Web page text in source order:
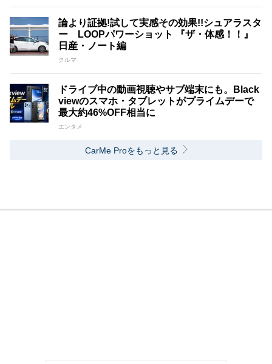
論より証拠!試して実感その効果!!シュアラスタ
ー LOOPパワーショット 『ザ・体感！！』
日産・ノート編
クルマ
ドライブ中の動画視聴やサブ端末にも。Black
viewのスマホ・タブレットがプライムデーで
最大約46%OFF相当に
エンタメ
CarMe Proをもっと見る